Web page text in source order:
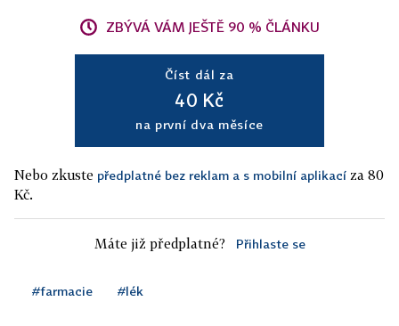
ZBÝVÁ VÁM JEŠTĚ 90 % ČLÁNKU
Číst dál za
40 Kč
na první dva měsíce
Nebo zkuste předplatné bez reklam a s mobilní aplikací za 80
Kč.
Máte již předplatné? Přihlaste se
#farmacie #lék